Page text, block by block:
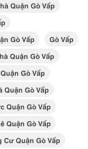
Quận Gò Vấp
Gò Vấp
Gò Vấp
Quận Gò Vấp
Gò Vấp
Quận Gò Vấp
Quận Gò Vấp
Quận Gò Vấp
Cư Quận Gò Vấp